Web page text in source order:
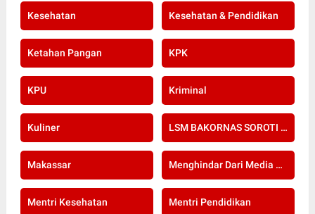
Kesehatan Kesehatan & Pendidikan
Ketahan Pangan KPK
KPU Kriminal
Kuliner LSM BAKORNAS SOROTI RE-SERTIFIKASI KOMPETENSI APOTEKER YANG DI SELENGGARAKAN OLEH KOLEGIUM FARMASI
Makassar Menghindar Dari Media Setelah Terbongkar Kasus Dugaan Gratifikasi Komisioner KPU Kota Bogor
Mentri Kesehatan Mentri Pendidikan